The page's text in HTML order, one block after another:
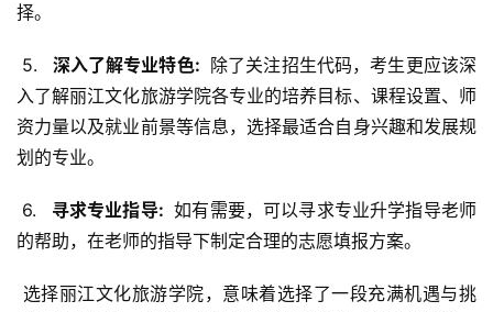
择。
5.
  深入了解专业特色:
除了关注招生代码，考生更应该深
入了解丽江文化旅游学院各专业的培养目标、课程设置、师
资力量以及就业前景等信息，选择最适合自身兴趣和发展规
划的专业。
6.
  寻求专业指导:
如有需要，可以寻求专业升学指导老师
的帮助，在老师的指导下制定合理的志愿填报方案。